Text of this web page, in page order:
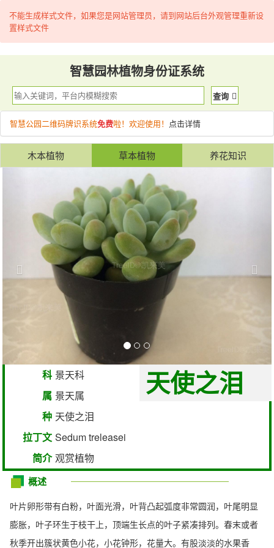
不能生成样式文件，如果您是网站管理员，请到网站后台外观管理重新设
置样式文件
智慧园林植物身份证系统
查询
智慧公园二维码牌识系统免费啦！欢迎使用！ 点击详情
木本植物 草本植物 养花知识
天使之泪
科 景天科
属 景天属
种 天使之泪
拉丁文 Sedum treleasei
简介 观赏植物
概述
叶片卵形带有白粉，叶面光滑，叶背凸起弧度非常圆润，叶尾明显
膨胀，叶子环生于枝干上，顶端生长点的叶子紧凑排列。春末或者
秋季开出簇状黄色小花，小花钟形，花量大。有股淡淡的水果香